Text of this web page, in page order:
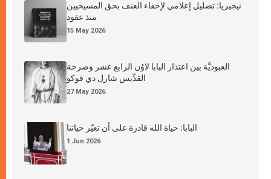
نيجيريا: تضليل إعلامي لإخفاء العنف بحق المسيحيين
منذ عقود
15 May 2026
العبوديَّة بين اعتذار البابا لاوُن الرابع عشر وصرخة
القدِّيس شارل دي فوكو
27 May 2026
البابا: حياة الله قادرة على أن تغيّر حياتنا
1 Jun 2026